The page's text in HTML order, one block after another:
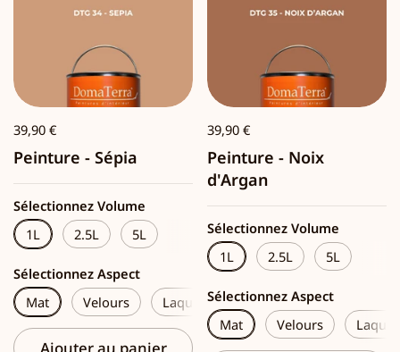
39,90 €
Peinture - Sépia
Sélectionnez Volume
1L
2.5L 5L
Sélectionnez Aspect
Mat
Velours Laque
39,90 €
Peinture - Noix
d'Argan
Sélectionnez Volume
1L
2.5L 5L
Sélectionnez Aspect
Mat
Velours Laque